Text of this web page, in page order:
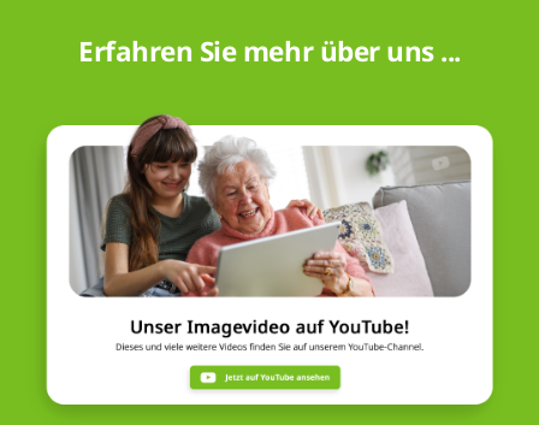
Erfahren Sie mehr über uns ...